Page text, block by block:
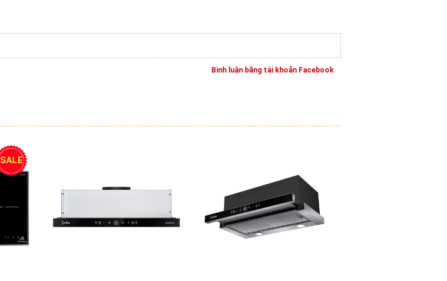
Bình luận bằng tài khoản Facebook
SALE